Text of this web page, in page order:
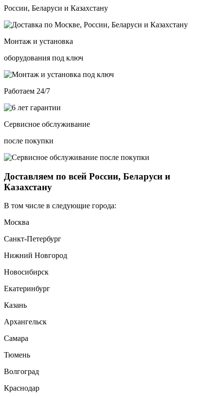
России, Беларуси и Казахстану
Монтаж и установка
оборудования под ключ
Работаем 24/7
Сервисное обслуживание
после покупки
Доставляем по всей России, Беларуси и
Казахстану
В том числе в следующие города:
Москва
Санкт-Петербург
Нижний Новгород
Новосибирск
Екатеринбург
Казань
Архангельск
Самара
Тюмень
Волгоград
Краснодар